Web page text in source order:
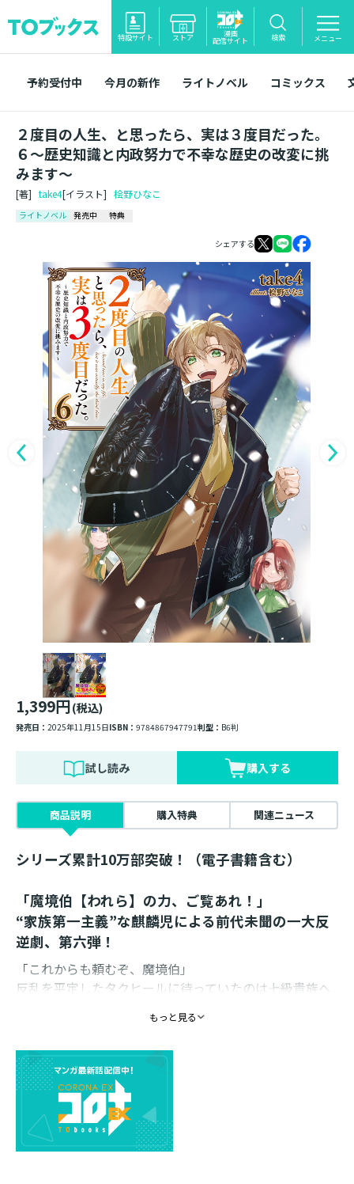
特設サイト ストア 漫画
配信サイト 検索 メニュー
予約受付中 今月の新作 ライトノベル コミックス
２度目の人生、と思ったら、実は３度目だった。
６～歴史知識と内政努力で不幸な歴史の改変に挑
みます～
[著]take4[イラスト] 桧野ひなこ
ライトノベル 発売中 特典
シェアする
1,399円(税込)
発売日： 2025年11月15日ISBN： 9784867947791判型： B6判
試し読み 購入する
商品説明 購入特典 関連ニュース
シリーズ累計10万部突破！（電子書籍含む）
「魔境伯【われら】の力、ご覧あれ！」
“家族第一主義”な麒麟児による前代未聞の一大反
逆劇、第六弾！
「これからも頼むぞ、魔境伯」
反乱を平定したタクヒールに待っていたのは――上級貴族へ
戦功によりテイグーンを中心に領地が拡大し、辺境伯と
異例づくしの陞爵【しょうしゃく】に戸惑いつつも、
「より力をつけるチャンスだ！」と一家全滅の未来を防
ぐ決意は変わらない！
数年後のグリフォニア帝国との大戦に向け、鉱山開発や
特産品【ハチミツ】の販売で領内を潤し、魔境騎士団の
もっと見る